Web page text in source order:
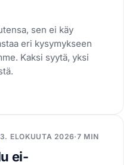
sen ei käy
eri kysymykseen
Kaksi syytä, yksi
3. ELOKUUTA 2026·7 MIN
ei-